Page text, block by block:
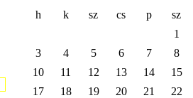
h
k sz cs p
sz
1
3
4 5 6 7
8
10
11 12 13 14
15
17
18 19 20 21
22